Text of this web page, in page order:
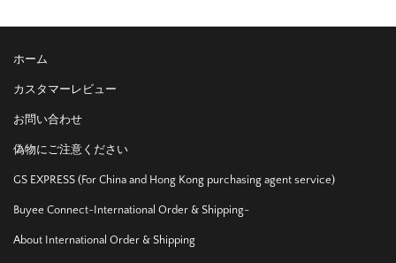
ホーム
カスタマーレビュー
お問い合わせ
偽物にご注意ください
GS EXPRESS (For China and Hong Kong purchasing agent service)
Buyee Connect-International Order & Shipping-
About International Order & Shipping